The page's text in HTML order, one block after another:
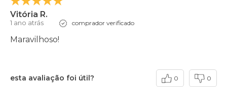
Vitória R.
1 ano atrás comprador verificado
Maravilhoso!
esta avaliação foi útil? 0 0